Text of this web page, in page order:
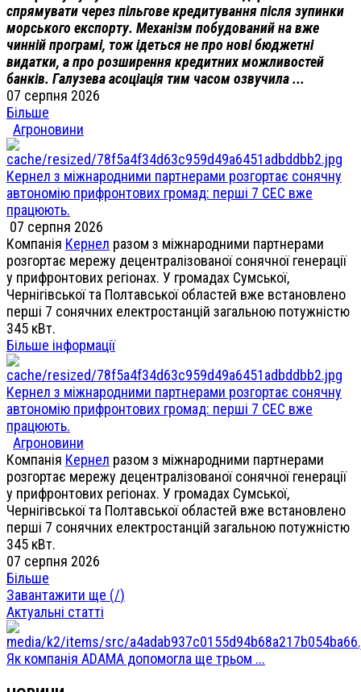
спрямувати через пільгове кредитування після зупинки
морського експорту. Механізм побудований на вже
чинній програмі, тож ідеться не про нові бюджетні
видатки, а про розширення кредитних можливостей
банків. Галузева асоціація тим часом озвучила ...
07 серпня 2026
Більше
Агроновини
Кернел з міжнародними партнерами розгортає сонячну
автономію прифронтових громад: перші 7 СЕС вже
працюють.
07 серпня 2026
Компанія Кернел разом з міжнародними партнерами
розгортає мережу децентралізованої сонячної генерації
у прифронтових регіонах. У громадах Сумської,
Чернігівської та Полтавської областей вже встановлено
перші 7 сонячних електростанцій загальною потужністю
345 кВт.
Більше інформації
Кернел з міжнародними партнерами розгортає сонячну
автономію прифронтових громад: перші 7 СЕС вже
працюють.
Агроновини
Компанія Кернел разом з міжнародними партнерами
розгортає мережу децентралізованої сонячної генерації
у прифронтових регіонах. У громадах Сумської,
Чернігівської та Полтавської областей вже встановлено
перші 7 сонячних електростанцій загальною потужністю
345 кВт.
07 серпня 2026
Більше
Завантажити ще (/)
Актуальні статті
Як компанія ADAMA допомогла ще трьом ...